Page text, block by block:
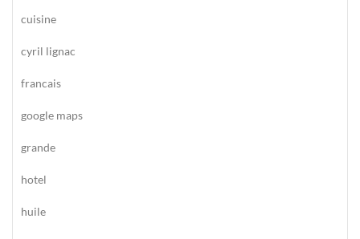
cuisine
cyril lignac
francais
google maps
grande
hotel
huile